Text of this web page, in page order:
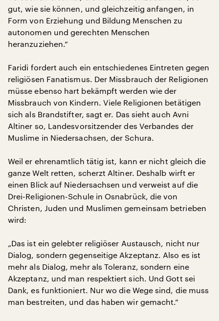
gut, wie sie können, und gleichzeitig anfangen, in
Form von Erziehung und Bildung Menschen zu
autonomen und gerechten Menschen
heranzuziehen.“
Faridi fordert auch ein entschiedenes Eintreten gegen
religiösen Fanatismus. Der Missbrauch der Religionen
müsse ebenso hart bekämpft werden wie der
Missbrauch von Kindern. Viele Religionen betätigen
sich als Brandstifter, sagt er. Das sieht auch Avni
Altiner so, Landesvorsitzender des Verbandes der
Muslime in Niedersachsen, der Schura.
Weil er ehrenamtlich tätig ist, kann er nicht gleich die
ganze Welt retten, scherzt Altiner. Deshalb wirft er
einen Blick auf Niedersachsen und verweist auf die
Drei-Religionen-Schule in Osnabrück, die von
Christen, Juden und Muslimen gemeinsam betrieben
wird:
„Das ist ein gelebter religiöser Austausch, nicht nur
Dialog, sondern gegenseitige Akzeptanz. Also es ist
mehr als Dialog, mehr als Toleranz, sondern eine
Akzeptanz, und man respektiert sich. Und Gott sei
Dank, es funktioniert. Nur wo die Wege sind, die muss
man bestreiten, und das haben wir gemacht.“